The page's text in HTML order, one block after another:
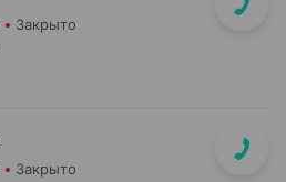
Закрыто
Закрыто